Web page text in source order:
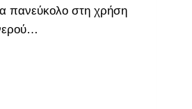
πανεύκολο στη χρήση